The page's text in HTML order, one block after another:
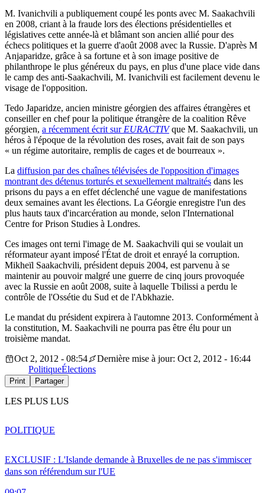
M. Ivanichvili a publiquement coupé les ponts avec M. Saakachvili
en 2008, criant à la fraude lors des élections présidentielles et
législatives cette année-là et blâmant son ancien allié pour des
échecs politiques et la guerre d'août 2008 avec la Russie. D'après M
Anjaparidze, grâce à sa fortune et à son image positive de
philanthrope le plus généreux du pays, en plus d'une place vide dans
le camp des anti-Saakachvili, M. Ivanichvili est facilement devenu le
visage de l'opposition.
Tedo Japaridze, ancien ministre géorgien des affaires étrangères et
conseiller en chef pour la politique étrangère de la coalition Rêve
géorgien, a récemment écrit sur EURACTIVque M. Saakachvili, un
héros à l'époque de la révolution des roses, avait fait de son pays
« un régime autoritaire, remplis de cages et de bourreaux ».
La diffusion par des chaînes télévisées de l'opposition d'images
montrant des détenus torturés et sexuellement maltraités dans les
prisons du pays a en effet déclenché une vague de manifestations
deux semaines avant les élections. La Géorgie enregistre l'un des
plus hauts taux d'incarcération au monde, selon l'International
Centre for Prison Studies à Londres.
Ces images ont terni l'image de M. Saakachvili qui se voulait un
réformateur ayant imposé l'État de droit et enrayé la corruption.
Mikheïl Saakachvili, président depuis 2004, est parvenu à se
maintenir au pouvoir malgré une guerre de cinq jours provoquée
avec la Russie en août 2008, suite à laquelle Tbilissi a perdu le
contrôle de l'Ossétie du Sud et de l'Abkhazie.
Le mandat du président expirera à l'automne 2013. Conformément à
la constitution, M. Saakachvili ne pourra pas être élu pour un
troisième mandat.
Oct 2, 2012 - 08:54
Dernière mise à jour: Oct 2, 2012 - 16:44
PolitiqueÉlections
Print Partager
LES PLUS LUS
EXCLUSIF : L'Islande demande à Bruxelles de ne pas s'immiscer
dans son référendum sur l'UE
POLITIQUE